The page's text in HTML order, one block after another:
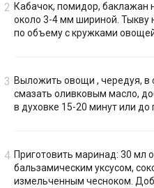
Кабачок, помидор, баклажан
около 3-4 мм шириной. Тыкву
по объему с кружками
Выложить овощи , чередуя, в
смазать оливковым масло,
в духовке 15-20 минут или до
Приготовить маринад: 30 мл
бальзамическим уксусом,
измельченным чесноком.